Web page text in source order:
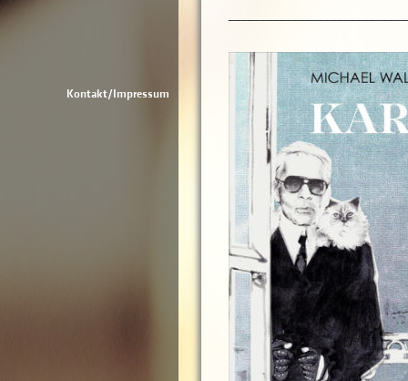
Kontakt/Impressum